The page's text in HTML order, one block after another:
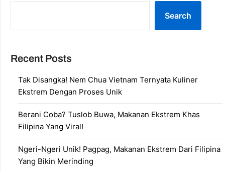
Search
Recent Posts
Tak Disangka! Nem Chua Vietnam Ternyata Kuliner
Ekstrem Dengan Proses Unik
Berani Coba? Tuslob Buwa, Makanan Ekstrem Khas
Filipina Yang Viral!
Ngeri-Ngeri Unik! Pagpag, Makanan Ekstrem Dari Filipina
Yang Bikin Merinding